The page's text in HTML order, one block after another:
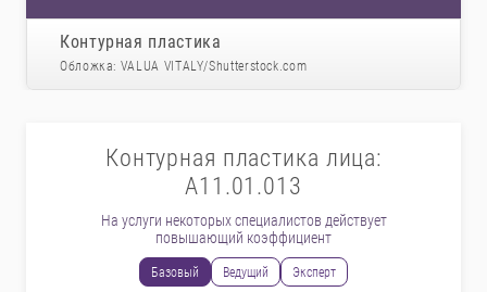
Контурная пластика
Обложка: VALUA VITALY/Shutterstock.com
Контурная пластика лица:
А11.01.013
На услуги некоторых специалистов действует
повышающий коэффициент
Базовый Ведущий Эксперт